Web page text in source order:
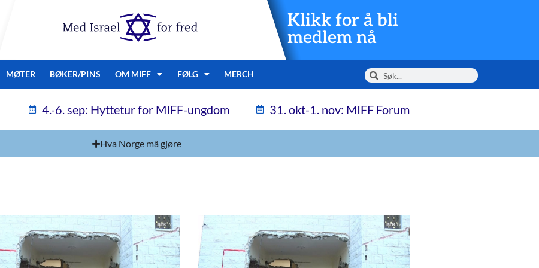
Klikk for å bli
medlem nå
MØTER BØKER/PINS OM MIFF FØLG MERCH
4.-6. sep: Hyttetur for MIFF-ungdom 31. okt-1. nov: MIFF Forum
Hva Norge må gjøre